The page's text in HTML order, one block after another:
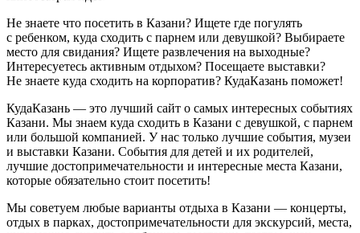
Не знаете что посетить в Казани? Ищете где погулять
с ребенком, куда сходить с парнем или девушкой? Выбираете
место для свидания? Ищете развлечения на выходные?
Интересуетесь активным отдыхом? Посещаете выставки?
Не знаете куда сходить на корпоратив? КудаКазань поможет!
КудаКазань — это лучший сайт о самых интересных событиях
Казани. Мы знаем куда сходить в Казани с девушкой, с парнем
или большой компанией. У нас только лучшие события, музеи
и выставки Казани. События для детей и их родителей,
лучшие достопримечательности и интересные места Казани,
которые обязательно стоит посетить!
Мы советуем любые варианты отдыха в Казани — концерты,
отдых в парках, достопримечательности для экскурсий, места,